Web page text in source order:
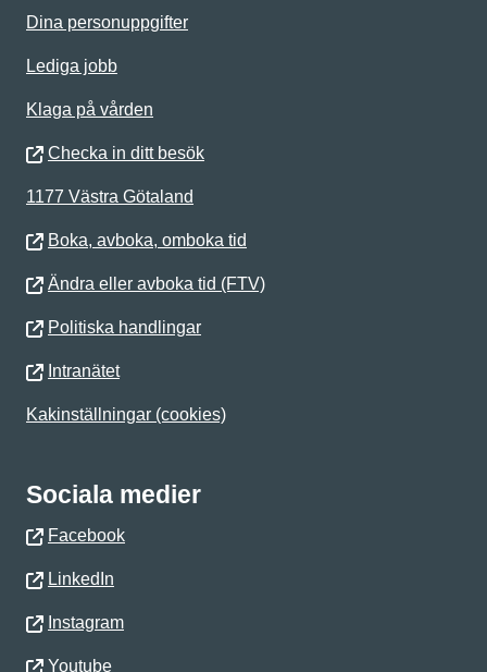
Dina personuppgifter
Lediga jobb
Klaga på vården
Checka in ditt besök
1177 Västra Götaland
Boka, avboka, omboka tid
Ändra eller avboka tid (FTV)
Politiska handlingar
Intranätet
Kakinställningar (cookies)
Sociala medier
Facebook
LinkedIn
Instagram
Youtube